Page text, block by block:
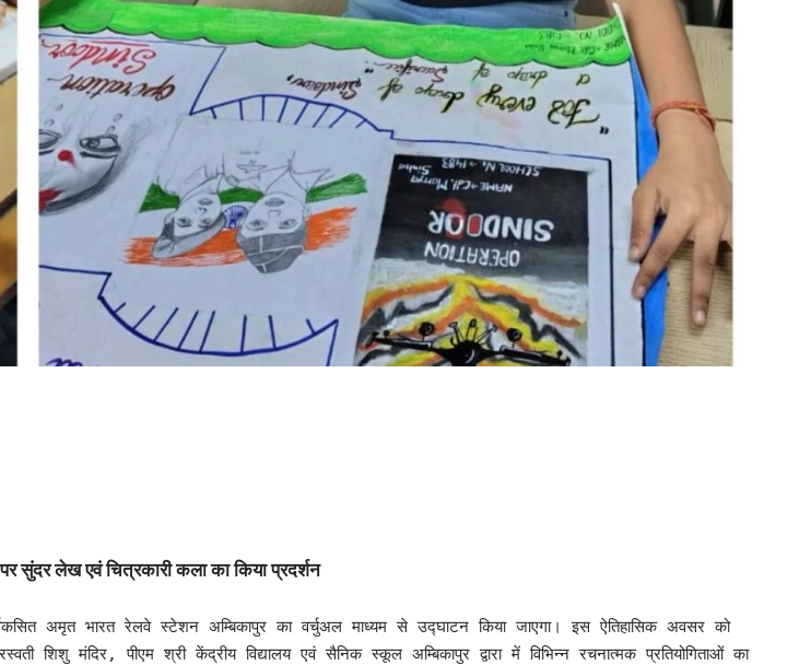
पर सुंदर लेख एवं चित्रकारी कला का किया प्रदर्शन
अमृत भारत रेलवे स्टेशन अम्बिकापुर का वर्चुअल माध्यम से उद्घाटन किया जाएगा। इस ऐतिहासिक अवसर को
मंदिर, पीएम श्री केंद्रीय विद्यालय एवं सैनिक स्कूल अम्बिकापुर द्वारा में विभिन्न रचनात्मक प्रतियोगिताओं का